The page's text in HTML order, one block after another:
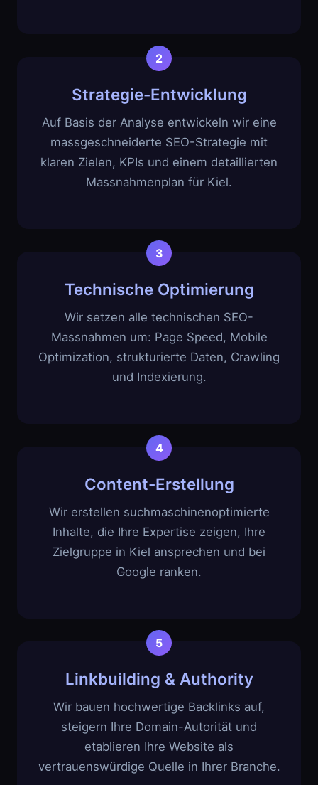
Strategie-Entwicklung
Auf Basis der Analyse entwickeln wir eine
massgeschneiderte SEO-Strategie mit
klaren Zielen, KPIs und einem detaillierten
Massnahmenplan für Kiel.
Technische Optimierung
Wir setzen alle technischen SEO-
Massnahmen um: Page Speed, Mobile
Optimization, strukturierte Daten, Crawling
und Indexierung.
Content-Erstellung
Wir erstellen suchmaschinenoptimierte
Inhalte, die Ihre Expertise zeigen, Ihre
Zielgruppe in Kiel ansprechen und bei
Google ranken.
Linkbuilding & Authority
Wir bauen hochwertige Backlinks auf,
steigern Ihre Domain-Autorität und
etablieren Ihre Website als
vertrauenswürdige Quelle in Ihrer Branche.